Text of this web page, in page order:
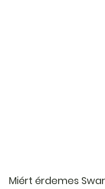
Miért érdemes